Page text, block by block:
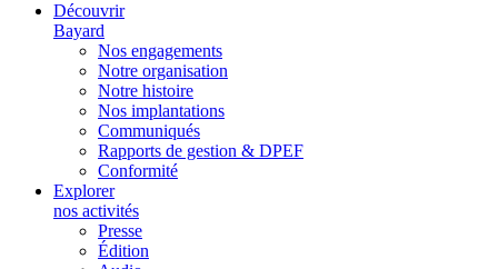
Découvrir
Bayard
Nos engagements
Notre organisation
Notre histoire
Nos implantations
Communiqués
Rapports de gestion & DPEF
Conformité
Explorer
nos activités
Presse
Édition